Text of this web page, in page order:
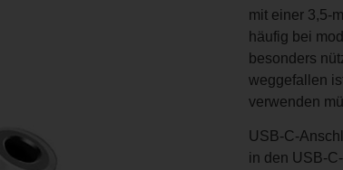
mit einer 3,5-
häufig bei
besonders
weggefallen
verwenden
USB-C-
in den USB-